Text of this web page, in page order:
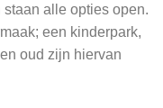
alle opties open.
een kinderpark,
oud zijn hiervan